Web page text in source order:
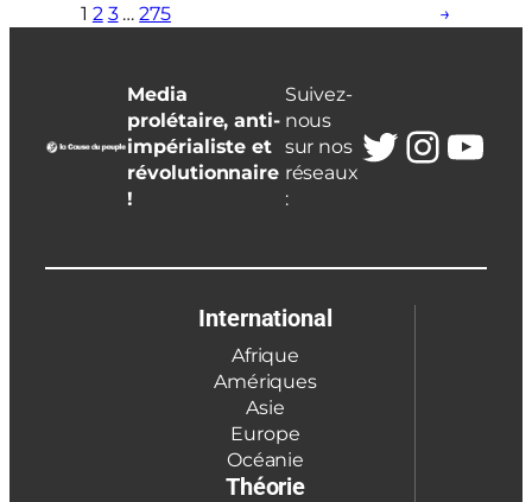
1 2 3 … 275 →
Media
prolétaire, anti-
impérialiste et
révolutionnaire
!
Suivez-
nous
sur nos
réseaux
:
Twitter
International
Afrique
Amériques
Asie
Europe
Océanie
Théorie